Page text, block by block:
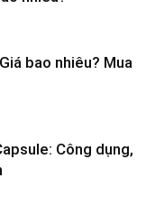
bao nhiêu? Mua
Công dụng,